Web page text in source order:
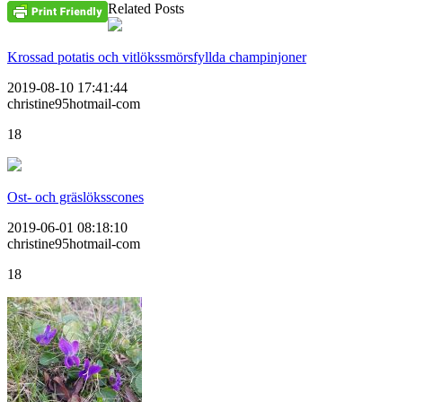
Related Posts
Krossad potatis och vitlökssmörsfyllda champinjoner
2019-08-10 17:41:44
christine95hotmail-com
18
Ost- och gräslöksscones
2019-06-01 08:18:10
christine95hotmail-com
18